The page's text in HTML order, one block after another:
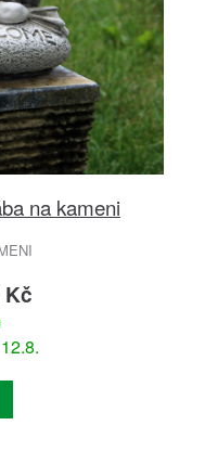
na kameni
Kč